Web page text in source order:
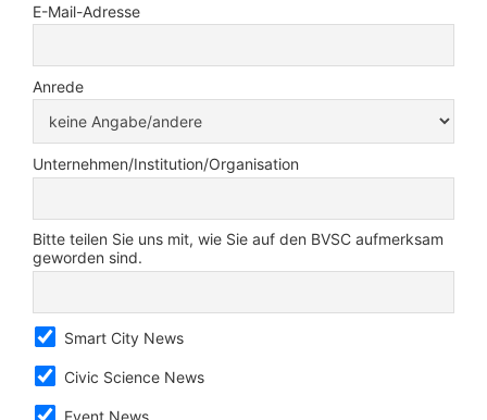
E-Mail-Adresse
Anrede
Unternehmen/Institution/Organisation
Bitte teilen Sie uns mit, wie Sie auf den BVSC aufmerksam
geworden sind.
Smart City News
Civic Science News